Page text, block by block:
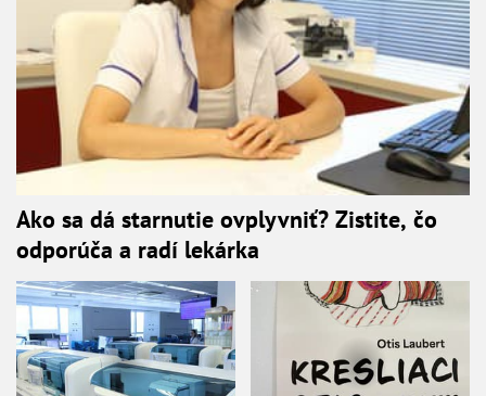
Ako sa dá starnutie ovplyvniť? Zistite, čo
odporúča a radí lekárka